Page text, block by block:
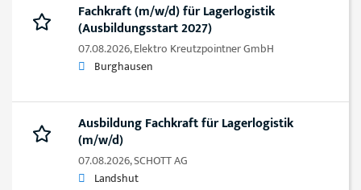
Fachkraft (m/w/d) für Lagerlogistik
(Ausbildungsstart 2027)
07.08.2026,Elektro Kreutzpointner GmbH
Burghausen
Ausbildung Fachkraft für Lagerlogistik
(m/w/d)
07.08.2026,SCHOTT AG
Landshut